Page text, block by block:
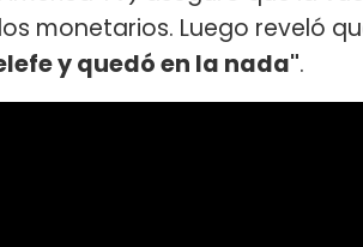
monetarios. Luego reveló
y quedó en la nada".